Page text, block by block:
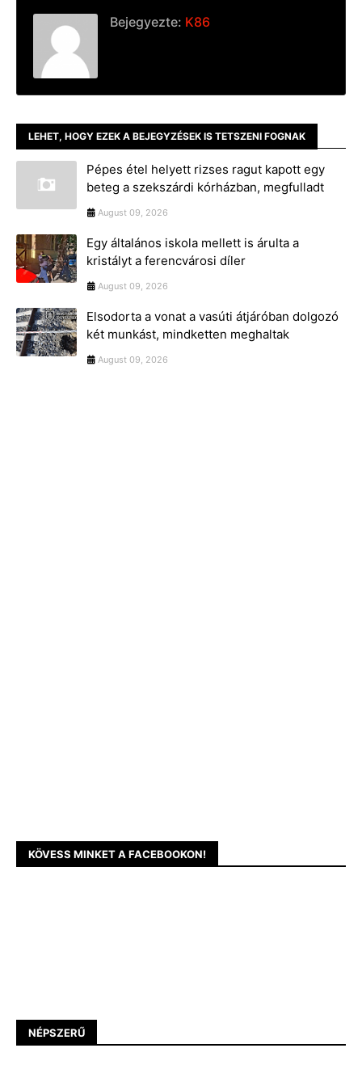
Bejegyezte: K86
LEHET, HOGY EZEK A BEJEGYZÉSEK IS TETSZENI FOGNAK
Pépes étel helyett rizses ragut kapott egy
beteg a szekszárdi kórházban, megfulladt
August 09, 2026
Egy általános iskola mellett is árulta a
kristályt a ferencvárosi díler
August 09, 2026
Elsodorta a vonat a vasúti átjáróban dolgozó
két munkást, mindketten meghaltak
August 09, 2026
KÖVESS MINKET A FACEBOOKON!
NÉPSZERŰ